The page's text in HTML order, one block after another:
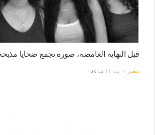
قبل النهاية الغامضة، صورة تجمع ضحايا
مصر منذ 11 ساعة